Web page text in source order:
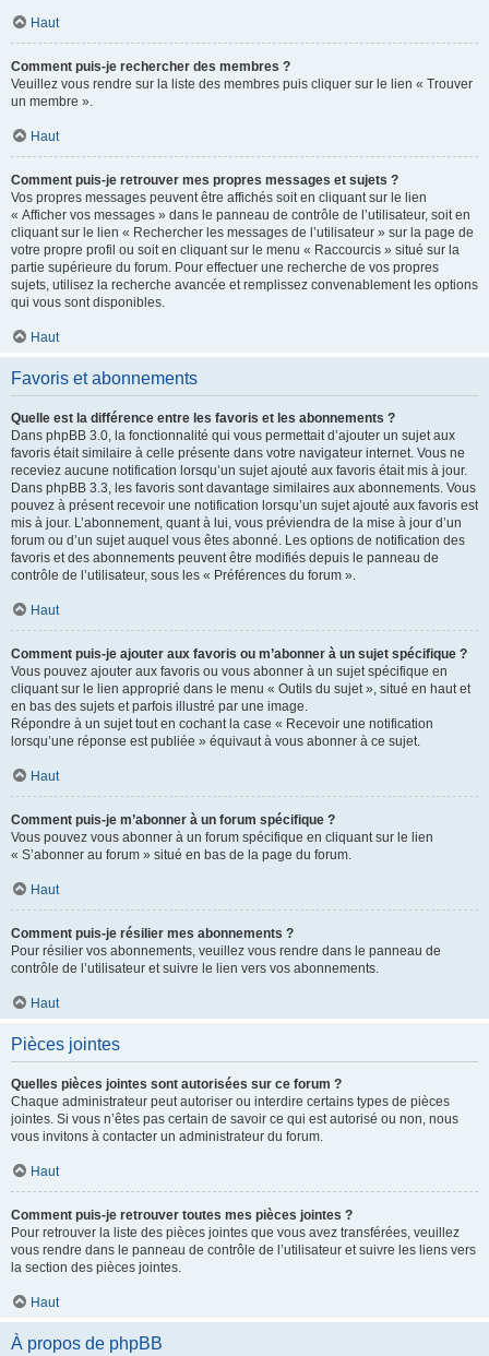
Haut
Comment puis-je rechercher des membres ?
Veuillez vous rendre sur la liste des membres puis cliquer sur le lien « Trouver
un membre ».
Haut
Comment puis-je retrouver mes propres messages et sujets ?
Vos propres messages peuvent être affichés soit en cliquant sur le lien
« Afficher vos messages » dans le panneau de contrôle de l’utilisateur, soit en
cliquant sur le lien « Rechercher les messages de l’utilisateur » sur la page de
votre propre profil ou soit en cliquant sur le menu « Raccourcis » situé sur la
partie supérieure du forum. Pour effectuer une recherche de vos propres
sujets, utilisez la recherche avancée et remplissez convenablement les options
qui vous sont disponibles.
Haut
Favoris et abonnements
Quelle est la différence entre les favoris et les abonnements ?
Dans phpBB 3.0, la fonctionnalité qui vous permettait d’ajouter un sujet aux
favoris était similaire à celle présente dans votre navigateur internet. Vous ne
receviez aucune notification lorsqu’un sujet ajouté aux favoris était mis à jour.
Dans phpBB 3.3, les favoris sont davantage similaires aux abonnements. Vous
pouvez à présent recevoir une notification lorsqu’un sujet ajouté aux favoris est
mis à jour. L’abonnement, quant à lui, vous préviendra de la mise à jour d’un
forum ou d’un sujet auquel vous êtes abonné. Les options de notification des
favoris et des abonnements peuvent être modifiés depuis le panneau de
contrôle de l’utilisateur, sous les « Préférences du forum ».
Haut
Comment puis-je ajouter aux favoris ou m’abonner à un sujet spécifique ?
Vous pouvez ajouter aux favoris ou vous abonner à un sujet spécifique en
cliquant sur le lien approprié dans le menu « Outils du sujet », situé en haut et
en bas des sujets et parfois illustré par une image.
Répondre à un sujet tout en cochant la case « Recevoir une notification
lorsqu’une réponse est publiée » équivaut à vous abonner à ce sujet.
Haut
Comment puis-je m’abonner à un forum spécifique ?
Vous pouvez vous abonner à un forum spécifique en cliquant sur le lien
« S’abonner au forum » situé en bas de la page du forum.
Haut
Comment puis-je résilier mes abonnements ?
Pour résilier vos abonnements, veuillez vous rendre dans le panneau de
contrôle de l’utilisateur et suivre le lien vers vos abonnements.
Haut
Pièces jointes
Quelles pièces jointes sont autorisées sur ce forum ?
Chaque administrateur peut autoriser ou interdire certains types de pièces
jointes. Si vous n’êtes pas certain de savoir ce qui est autorisé ou non, nous
vous invitons à contacter un administrateur du forum.
Haut
Comment puis-je retrouver toutes mes pièces jointes ?
Pour retrouver la liste des pièces jointes que vous avez transférées, veuillez
vous rendre dans le panneau de contrôle de l’utilisateur et suivre les liens vers
la section des pièces jointes.
Haut
À propos de phpBB